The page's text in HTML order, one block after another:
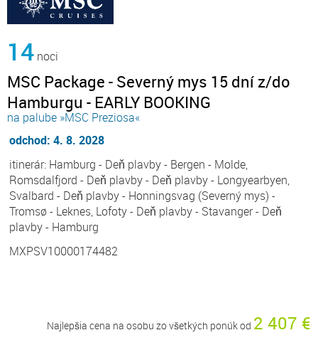
14 noci
MSC Package - Severný mys 15 dní z/do
Hamburgu - EARLY BOOKING
na palube »MSC Preziosa«
odchod: 4. 8. 2028
itinerár: Hamburg - Deň plavby - Bergen - Molde,
Romsdalfjord - Deň plavby - Deň plavby - Longyearbyen,
Svalbard - Deň plavby - Honningsvag (Severný mys) -
Tromsø - Leknes, Lofoty - Deň plavby - Stavanger - Deň
plavby - Hamburg
MXPSV10000174482
Najlepšia cena na osobu zo všetkých ponúk od 2 407 €